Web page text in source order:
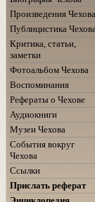
Произведения Чехова
Публицистика
Критика, статьи,
заметки
Фотоальбом Чехова
Воспоминания
Рефераты о Чехове
Аудиокниги
Музеи Чехова
События вокруг
Чехова
Ссылки
Прислать реферат